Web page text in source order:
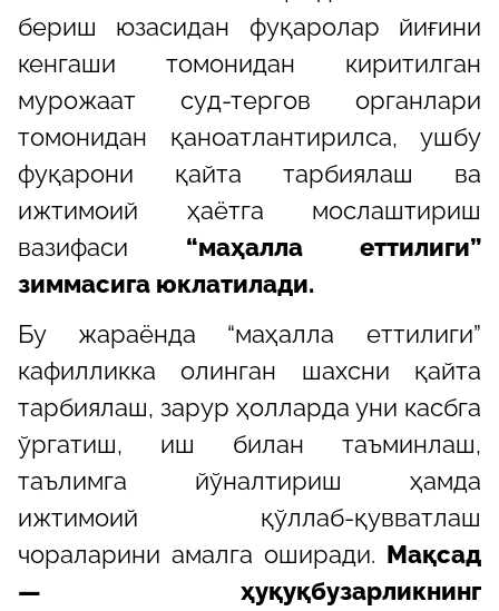
бериш юзасидан фуқаролар йиғини
кенгаши томонидан киритилган
мурожаат суд-тергов органлари
томонидан қаноатлантирилса, ушбу
фуқарони қайта тарбиялаш ва
ижтимоий ҳаётга мослаштириш
вазифаси “маҳалла еттилиги”
зиммасига юклатилади.
Бу жараёнда “маҳалла еттилиги”
кафилликка олинган шахсни қайта
тарбиялаш, зарур ҳолларда уни касбга
ўргатиш, иш билан таъминлаш,
таълимга йўналтириш ҳамда
ижтимоий қўллаб-қувватлаш
чораларини амалга оширади. Мақсад
— ҳуқуқбузарликнинг